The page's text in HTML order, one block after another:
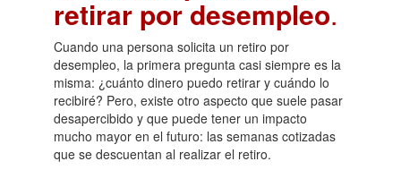
retirar por desempleo.
Cuando una persona solicita un retiro por
desempleo, la primera pregunta casi siempre es la
misma: ¿cuánto dinero puedo retirar y cuándo lo
recibiré? Pero, existe otro aspecto que suele pasar
desapercibido y que puede tener un impacto
mucho mayor en el futuro: las semanas cotizadas
que se descuentan al realizar el retiro.